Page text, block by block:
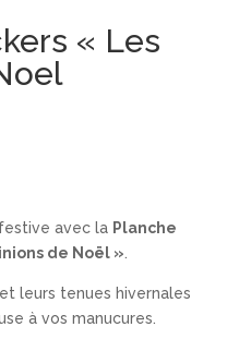
« Les
avec la Planche
de Noël »
leurs tenues hivernales
à vos manucures.